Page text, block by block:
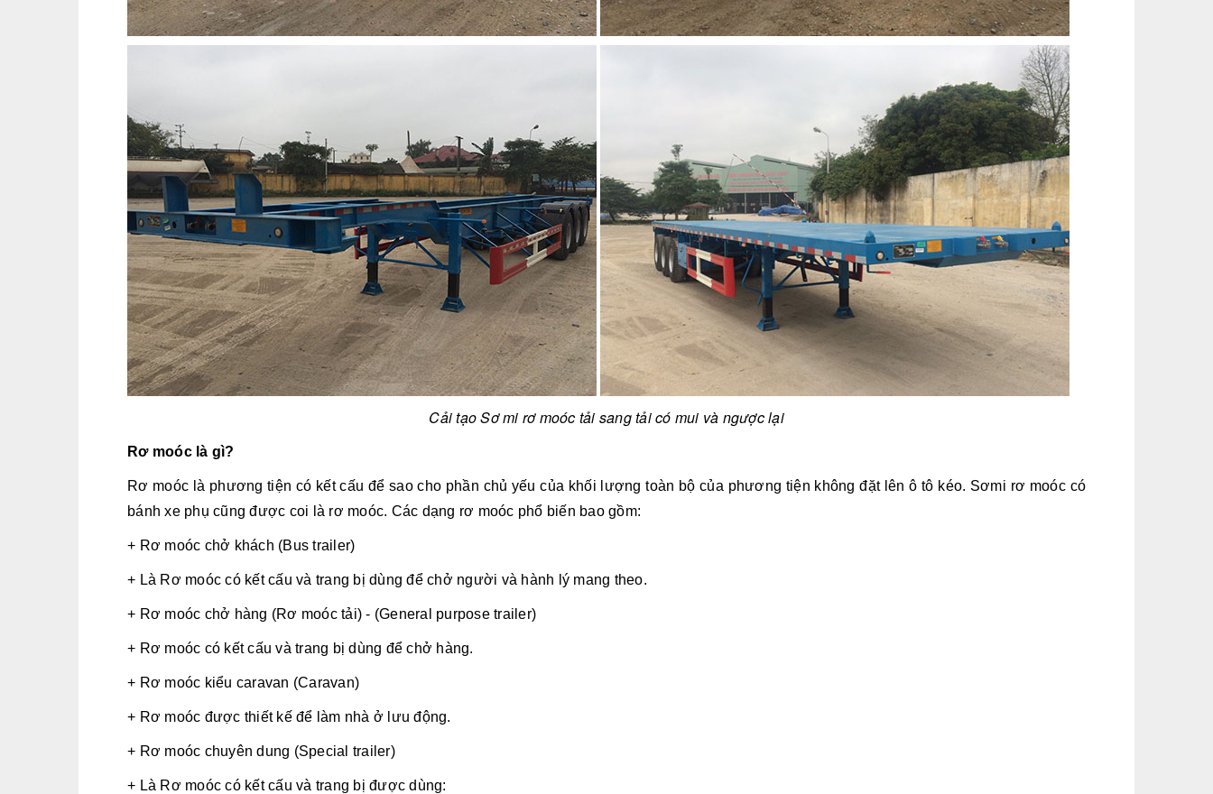
Cải tạo Sơ mi rơ moóc tải sang tải có mui và ngược lại
Rơ moóc là gì?
Rơ moóc là phương tiện có kết cấu để sao cho phần chủ yếu của khối lượng toàn bộ của phương tiện không đặt lên ô tô kéo. Sơmi rơ moóc có
bánh xe phụ cũng được coi là rơ moóc. Các dạng rơ moóc phổ biến bao gồm:
+ Rơ moóc chở khách (Bus trailer)
+ Là Rơ moóc có kết cấu và trang bị dùng để chở người và hành lý mang theo.
+ Rơ moóc chở hàng (Rơ moóc tải) - (General purpose trailer)
+ Rơ moóc có kết cấu và trang bị dùng để chở hàng.
+ Rơ moóc kiểu caravan (Caravan)
+ Rơ moóc được thiết kế để làm nhà ở lưu động.
+ Rơ moóc chuyên dung (Special trailer)
+ Là Rơ moóc có kết cấu và trang bị được dùng: